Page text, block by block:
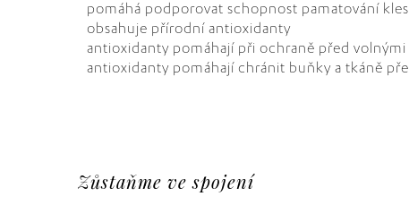
pomáhá podporovat schopnost pamatování
obsahuje přírodní antioxidanty
antioxidanty pomáhají při ochraně před volnými
antioxidanty pomáhají chránit buňky a tkáně
Zůstaňme ve spojení